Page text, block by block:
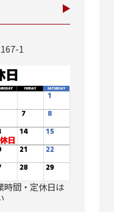
1
間・定休日は